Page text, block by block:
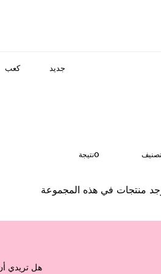
جديد كعب
0نتيجة
منتجات في هذه المجموعة
هل تريدي